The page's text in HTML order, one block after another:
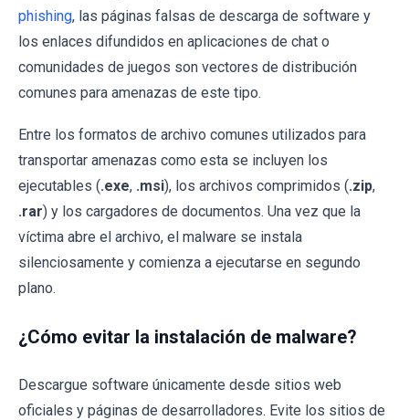
phishing, las páginas falsas de descarga de software y
los enlaces difundidos en aplicaciones de chat o
comunidades de juegos son vectores de distribución
comunes para amenazas de este tipo.
Entre los formatos de archivo comunes utilizados para
transportar amenazas como esta se incluyen los
ejecutables (.exe, .msi), los archivos comprimidos (.zip,
.rar) y los cargadores de documentos. Una vez que la
víctima abre el archivo, el malware se instala
silenciosamente y comienza a ejecutarse en segundo
plano.
¿Cómo evitar la instalación de malware?
Descargue software únicamente desde sitios web
oficiales y páginas de desarrolladores. Evite los sitios de